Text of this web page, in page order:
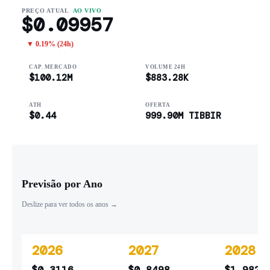
PREÇO ATUAL AO VIVO
$0.09957
▼ 0.19% (24h)
CAP. MERCADO
$100.12M
VOLUME 24H
$883.28K
ATH
$0.44
OFERTA
999.90M TIBBIR
Previsão por Ano
Deslize para ver todos os anos →
2026 2027 2028